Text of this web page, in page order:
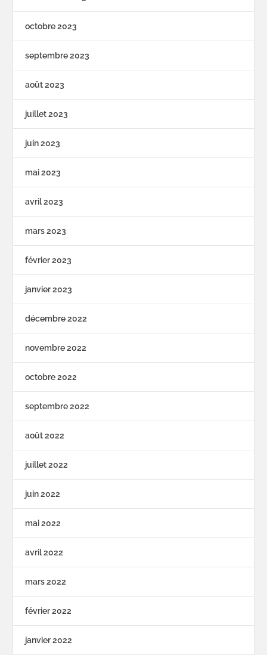
octobre 2023
septembre 2023
août 2023
juillet 2023
juin 2023
mai 2023
avril 2023
mars 2023
février 2023
janvier 2023
décembre 2022
novembre 2022
octobre 2022
septembre 2022
août 2022
juillet 2022
juin 2022
mai 2022
avril 2022
mars 2022
février 2022
janvier 2022